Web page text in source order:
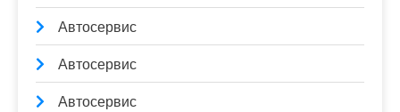
Автосервис
Автосервис
Автосервис